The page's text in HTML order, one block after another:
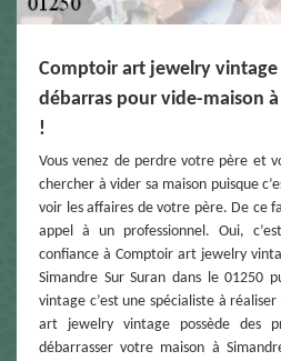
Comptoir art jewelry
débarras pour vide-maison
!
Vous venez de perdre votre père et
chercher à vider sa maison puisque
voir les affaires de votre père. De ce
appel à un professionnel. Oui,
confiance à Comptoir art jewelry
Simandre Sur Suran dans le 01250
vintage c’est une spécialiste à
art jewelry vintage possède des
débarrasser votre maison à